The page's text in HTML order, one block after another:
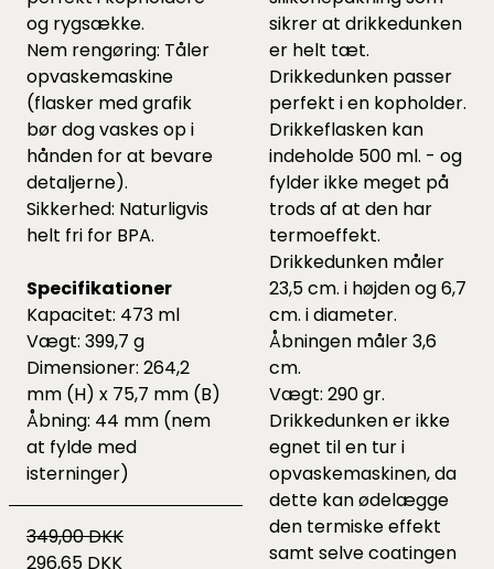
og rygsække.
Nem rengøring: Tåler
opvaskemaskine
(flasker med grafik
bør dog vaskes op i
hånden for at bevare
detaljerne).
Sikkerhed: Naturligvis
helt fri for BPA.
Specifikationer
Kapacitet: 473 ml
Vægt: 399,7 g
Dimensioner: 264,2
mm (H) x 75,7 mm (B)
Åbning: 44 mm (nem
at fylde med
isterninger)
349,00 DKK
296,65 DKK
sikrer at drikkedunken
er helt tæt.
Drikkedunken passer
perfekt i en kopholder.
Drikkeflasken kan
indeholde 500 ml. - og
fylder ikke meget på
trods af at den har
termoeffekt.
Drikkedunken måler
23,5 cm. i højden og 6,7
cm. i diameter.
Åbningen måler 3,6
cm.
Vægt: 290 gr.
Drikkedunken er ikke
egnet til en tur i
opvaskemaskinen, da
dette kan ødelægge
den termiske effekt
samt selve coatingen